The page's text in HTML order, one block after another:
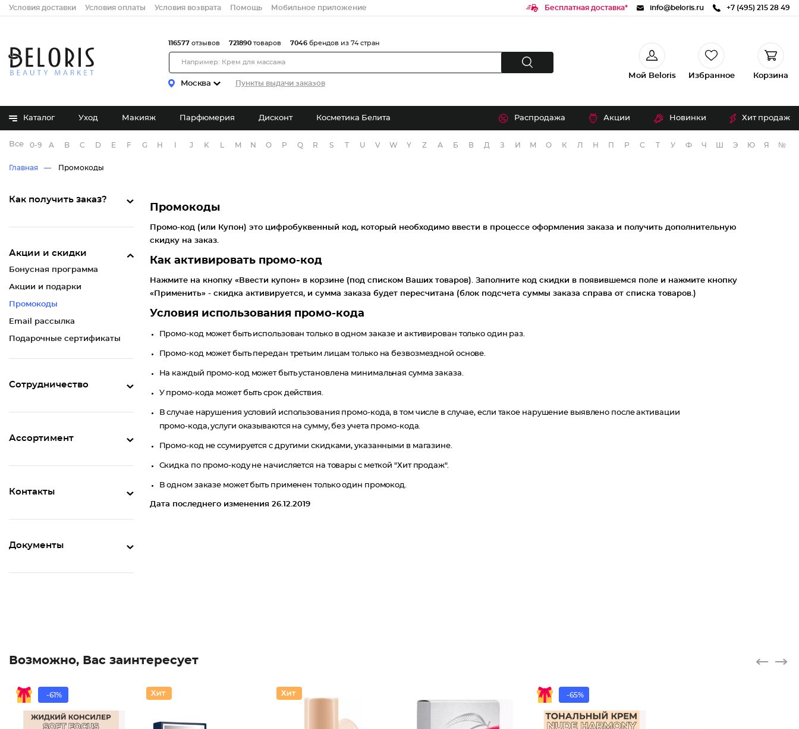
Условия доставки Условия оплаты Условия возврата Помощь Мобильное приложение Бесплатная доставка* info@beloris.ru +7 (495) 215 28 49
Москва Пункты выдачи заказов
116577 отзывов 721890 товаров 7046 брендов из 74 стран
Мой Beloris Избранное Корзина
Каталог Уход Макияж Парфюмерия Дисконт Косметика Белита Распродажа Акции Новинки Хит продаж
Все бренды
0-9 A B C D E F G H J K M N O P Q R S T U V W Y Z А Б В Д З И М О К Л Н П Р С Т У Ф Ч Э Ю Я №
Главная Промокоды
Как получить заказ?
Акции и скидки
Бонусная программа
Акции и подарки
Промокоды
Email рассылка
Подарочные сертификаты
Сотрудничество
Ассортимент
Контакты
Документы
Промокоды
Промо-код (или Купон) это цифробуквенный код, который необходимо ввести в процессе оформления заказа и получить дополнительную
скидку на заказ.
Как активировать промо-код
Нажмите на кнопку «Ввести купон» в корзине (под списком Ваших товаров). Заполните код скидки в появившемся поле и нажмите кнопку
«Применить» - скидка активируется, и сумма заказа будет пересчитана (блок подсчета суммы заказа справа от списка товаров.)
Условия использования промо-кода
Промо-код может быть использован только в одном заказе и активирован только один раз.
Промо-код может быть передан третьим лицам только на безвозмездной основе.
На каждый промо-код может быть установлена минимальная сумма заказа.
У промо-кода может быть срок действия.
В случае нарушения условий использования промо-кода, в том числе в случае, если такое нарушение выявлено после активации
промо-кода, услуги оказываются на сумму, без учета промо-кода.
Промо-код не ссумируется с другими скидками, указанными в магазине.
Скидка по промо-коду не начисляется на товары с меткой "Хит продаж".
В одном заказе может быть применен только один промокод.
Дата последнего изменения 26.12.2019
Возможно, Вас заинтересует
-61% -65%